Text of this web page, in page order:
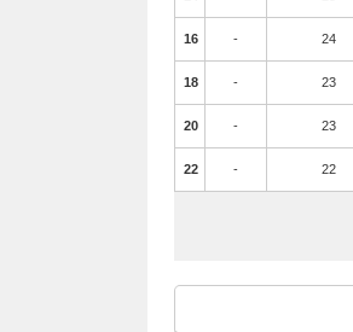
16 - 24
18 - 23
20 - 23
22 - 22